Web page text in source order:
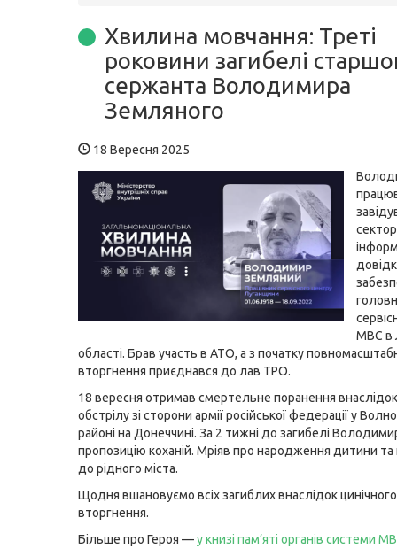
Хвилина мовчання: Треті
роковини загибелі
сержанта Володимира
Земляного
18 Вересня 2025
МВС в
області. Брав участь в АТО, а з початку
вторгнення приєднався до лав ТРО.
18 вересня отримав смертельне поранення
обстрілу зі сторони армії російської федерації у
районі на Донеччині. За 2 тижні до загибелі
пропозицію коханій. Мріяв про народження дитини
до рідного міста.
Щодня вшановуємо всіх загиблих внаслідок цинічного
вторгнення.
Більше про Героя —у книзі пам’яті органів системи